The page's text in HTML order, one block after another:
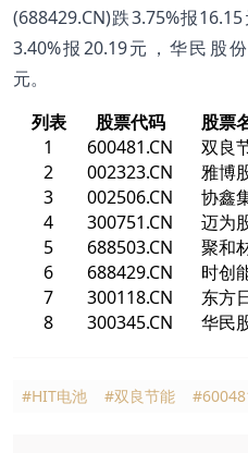
(688429.CN)跌3.75%报
3.40%报20.19元，华民股
元。
列表
股票代码 股票
1
600481.CN 双良
2
002323.CN 雅博
3
002506.CN 协鑫
4
300751.CN 迈为
5
688503.CN 聚和
6
688429.CN 时创
7
300118.CN 东方
8
300345.CN 华民
#HIT电池 #双良节能